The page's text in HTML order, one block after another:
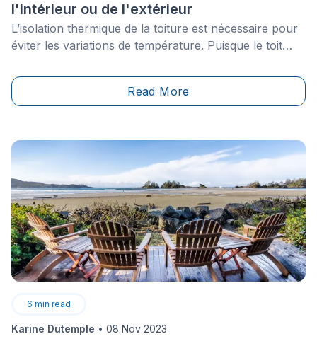
l'intérieur ou de l'extérieur
L’isolation thermique de la toiture est nécessaire pour
éviter les variations de température. Puisque le toit
l’extérieur, les pertes thermiques peuvent représenter
jusqu'à 30% en cas de mauvaise isolation.&nbsp;
Read More
6 min read
Karine Dutemple • 08 Nov 2023